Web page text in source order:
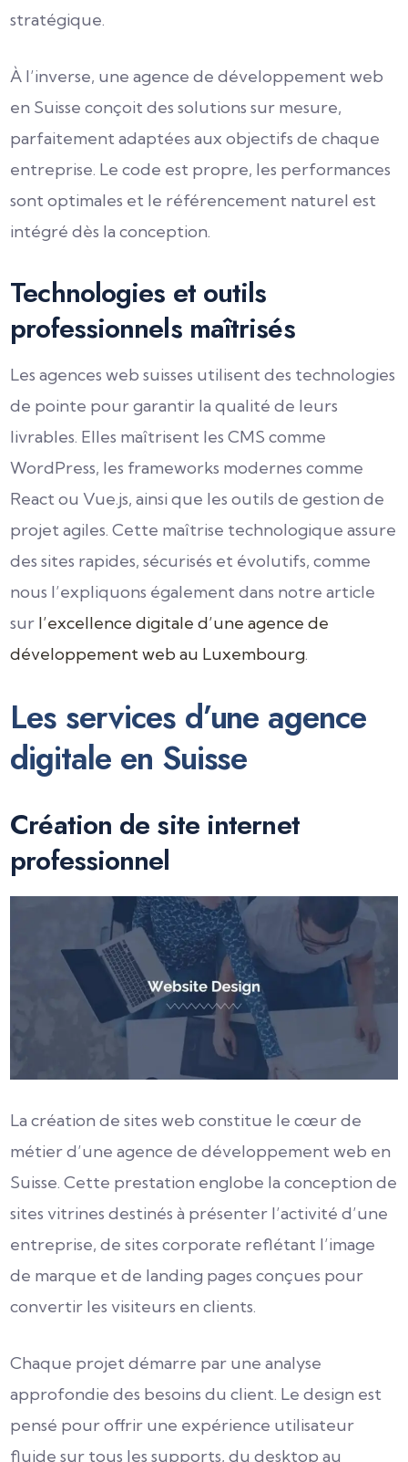
stratégique.
À l’inverse, une agence de développement web
en Suisse conçoit des solutions sur mesure,
parfaitement adaptées aux objectifs de chaque
entreprise. Le code est propre, les performances
sont optimales et le référencement naturel est
intégré dès la conception.
Technologies et outils
professionnels maîtrisés
Les agences web suisses utilisent des technologies
de pointe pour garantir la qualité de leurs
livrables. Elles maîtrisent les CMS comme
WordPress, les frameworks modernes comme
React ou Vue.js, ainsi que les outils de gestion de
projet agiles. Cette maîtrise technologique assure
des sites rapides, sécurisés et évolutifs, comme
nous l’expliquons également dans notre article
sur l’excellence digitale d’une agence de
développement web au Luxembourg.
Les services d’une agence
digitale en Suisse
Création de site internet
professionnel
La création de sites web constitue le cœur de
métier d’une agence de développement web en
Suisse. Cette prestation englobe la conception de
sites vitrines destinés à présenter l’activité d’une
entreprise, de sites corporate reflétant l’image
de marque et de landing pages conçues pour
convertir les visiteurs en clients.
Chaque projet démarre par une analyse
approfondie des besoins du client. Le design est
pensé pour offrir une expérience utilisateur
fluide sur tous les supports, du desktop au